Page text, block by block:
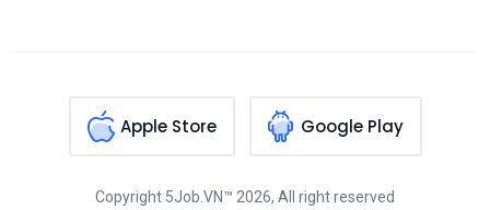
Apple Store Google Play
Copyright 5Job.VN™ 2026, All right reserved